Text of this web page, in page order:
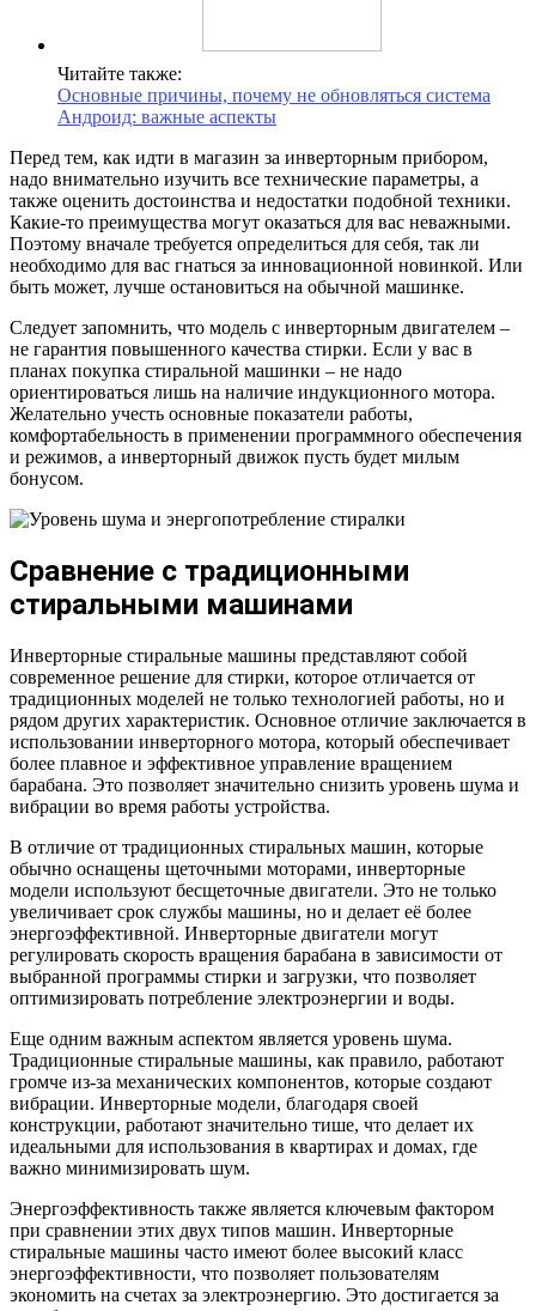
Читайте также:
Основные причины, почему не обновляться система
Андроид: важные аспекты
Перед тем, как идти в магазин за инверторным прибором,
надо внимательно изучить все технические параметры, а
также оценить достоинства и недостатки подобной техники.
Какие-то преимущества могут оказаться для вас неважными.
Поэтому вначале требуется определиться для себя, так ли
необходимо для вас гнаться за инновационной новинкой. Или
быть может, лучше остановиться на обычной машинке.
Следует запомнить, что модель с инверторным двигателем –
не гарантия повышенного качества стирки. Если у вас в
планах покупка стиральной машинки – не надо
ориентироваться лишь на наличие индукционного мотора.
Желательно учесть основные показатели работы,
комфортабельность в применении программного обеспечения
и режимов, а инверторный движок пусть будет милым
бонусом.
Сравнение с традиционными
стиральными машинами
Инверторные стиральные машины представляют собой
современное решение для стирки, которое отличается от
традиционных моделей не только технологией работы, но и
рядом других характеристик. Основное отличие заключается в
использовании инверторного мотора, который обеспечивает
более плавное и эффективное управление вращением
барабана. Это позволяет значительно снизить уровень шума и
вибрации во время работы устройства.
В отличие от традиционных стиральных машин, которые
обычно оснащены щеточными моторами, инверторные
модели используют бесщеточные двигатели. Это не только
увеличивает срок службы машины, но и делает её более
энергоэффективной. Инверторные двигатели могут
регулировать скорость вращения барабана в зависимости от
выбранной программы стирки и загрузки, что позволяет
оптимизировать потребление электроэнергии и воды.
Еще одним важным аспектом является уровень шума.
Традиционные стиральные машины, как правило, работают
громче из-за механических компонентов, которые создают
вибрации. Инверторные модели, благодаря своей
конструкции, работают значительно тише, что делает их
идеальными для использования в квартирах и домах, где
важно минимизировать шум.
Энергоэффективность также является ключевым фактором
при сравнении этих двух типов машин. Инверторные
стиральные машины часто имеют более высокий класс
энергоэффективности, что позволяет пользователям
экономить на счетах за электроэнергию. Это достигается за